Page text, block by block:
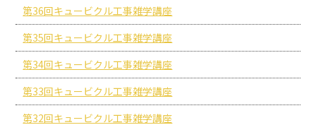
第36回キュービクル工事雑学講座
第35回キュービクル工事雑学講座
第34回キュービクル工事雑学講座
第33回キュービクル工事雑学講座
第32回キュービクル工事雑学講座